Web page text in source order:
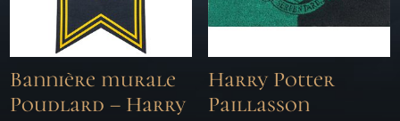
Bannière murale
Poudlard – Harry
Harry Potter
Paillasson